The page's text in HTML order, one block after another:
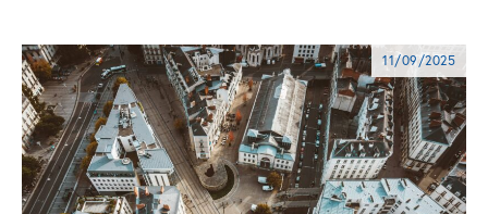
11/09/2025